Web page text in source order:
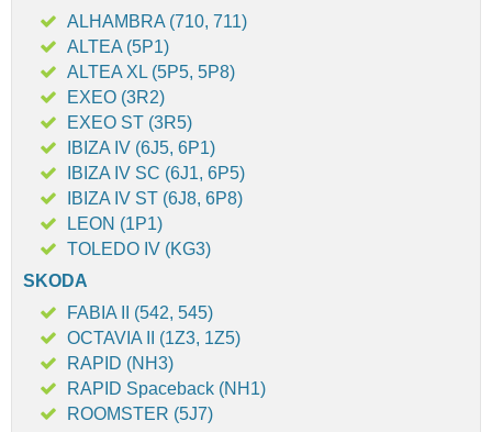
ALHAMBRA (710, 711)
ALTEA (5P1)
ALTEA XL (5P5, 5P8)
EXEO (3R2)
EXEO ST (3R5)
IBIZA IV (6J5, 6P1)
IBIZA IV SC (6J1, 6P5)
IBIZA IV ST (6J8, 6P8)
LEON (1P1)
TOLEDO IV (KG3)
SKODA
FABIA II (542, 545)
OCTAVIA II (1Z3, 1Z5)
RAPID (NH3)
RAPID Spaceback (NH1)
ROOMSTER (5J7)